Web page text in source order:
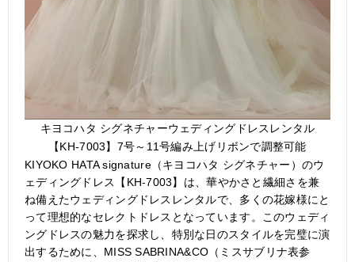
キヨコハタ シグネチャーウェディングドレスレンタル
【KH-7003】7号～11号編み上げリボンで調整可能
KIYOKO HATA signature（キヨコハタ シグネチャー）のウ
ェディングドレス【KH-7003】は、華やかさと繊細さを兼
ね備えたウェディングドレスレンタルで、多くの花嫁様にと
って理想的なセレクトドレスとなっています。このウェディ
ングドレスの魅力を探求し、特別な日のスタイルを完璧に演
出するために、MISS SABRINA&CO（ミスサブリナ表参